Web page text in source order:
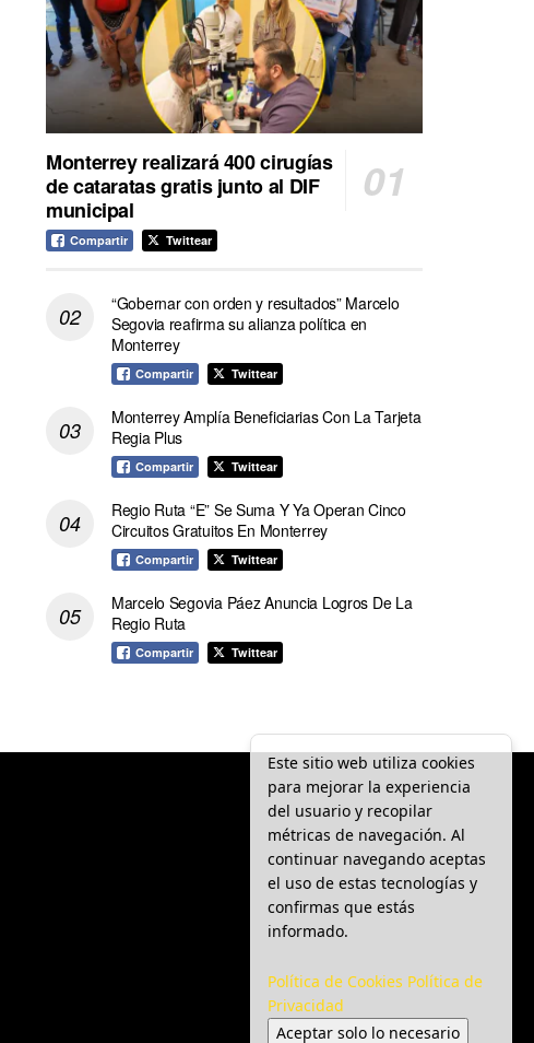
Monterrey realizará 400 cirugías
de cataratas gratis junto al DIF
municipal
Compartir Twittear
“Gobernar con orden y resultados” Marcelo
Segovia reafirma su alianza política en
Monterrey
Compartir Twittear
Monterrey Amplía Beneficiarias Con La Tarjeta
Regia Plus
Compartir Twittear
Regio Ruta “E” Se Suma Y Ya Operan Cinco
Circuitos Gratuitos En Monterrey
Compartir Twittear
Marcelo Segovia Páez Anuncia Logros De La
Regio Ruta
Compartir Twittear
Este sitio web utiliza cookies
para mejorar la experiencia
del usuario y recopilar
métricas de navegación. Al
continuar navegando aceptas
el uso de estas tecnologías y
confirmas que estás
informado.
Política de Cookies Política de
Privacidad
Aceptar solo lo necesario